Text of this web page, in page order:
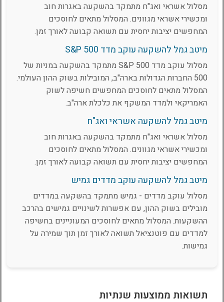
מסלול אשראי ואג"ח מתמקד בהשקעה באגרות חוב
ומכשירי אשראי מגוונים. המסלול מתאים לחוסכים
המחפשים יציבות יחסית עם תשואה קבועה לאורך זמן.
מיטב גמל להשקעה עוקב מדד S&P 500
מסלול עוקב מדד S&P 500 מתמקד בהשקעה במניות של
500 החברות הגדולות בארה"ב, המובילות בשוק ההון העולמי.
המסלול מתאים לחוסכים המחפשים חשיפה לשוק
האמריקאי ולמדד המשקף את כלכלת ארה"ב.
מיטב גמל להשקעה אשראי ואג"ח
מסלול אשראי ואג"ח מתמקד בהשקעה באגרות חוב
ומכשירי אשראי מגוונים. המסלול מתאים לחוסכים
המחפשים יציבות יחסית עם תשואה קבועה לאורך זמן.
מיטב גמל להשקעה עוקב מדדים גמיש
מסלול עוקב מדדים - גמיש מתמקד בהשקעה במדדים
מובילים בשוק ההון, עם אפשרות לשינויים גמישים בהרכב
ההשקעות. המסלול מתאים לחוסכים המעוניינים בחשיפה
למדדים עם פוטנציאל תשואה לאורך זמן תוך שמירה על
גמישות.
תשואות ממוצעות שנתיות